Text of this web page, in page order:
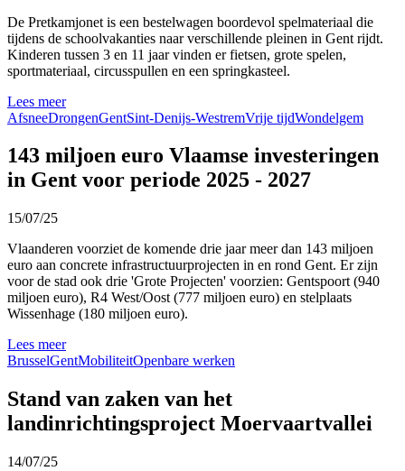
De Pretkamjonet is een bestelwagen boordevol spelmateriaal die
tijdens de schoolvakanties naar verschillende pleinen in Gent rijdt.
Kinderen tussen 3 en 11 jaar vinden er fietsen, grote spelen,
sportmateriaal, circusspullen en een springkasteel.
Lees meer
AfsneeDrongenGentSint-Denijs-WestremVrije tijdWondelgem
143 miljoen euro Vlaamse investeringen
in Gent voor periode 2025 - 2027
15/07/25
Vlaanderen voorziet de komende drie jaar meer dan 143 miljoen
euro aan concrete infrastructuurprojecten in en rond Gent. Er zijn
voor de stad ook drie 'Grote Projecten' voorzien: Gentspoort (940
miljoen euro), R4 West/Oost (777 miljoen euro) en stelplaats
Wissenhage (180 miljoen euro).
Lees meer
BrusselGentMobiliteitOpenbare werken
Stand van zaken van het
landinrichtingsproject Moervaartvallei
14/07/25